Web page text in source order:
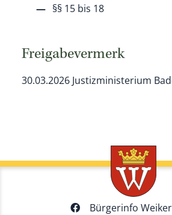
§§ 15 bis 18
Freigabevermerk
30.03.2026 Justizministerium
Bürgerinfo